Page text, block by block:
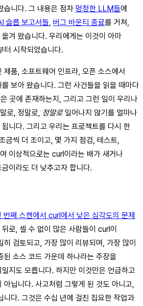
습니다. 그 내용은 점차 멍청한 LLM들에
슬롭 보고서들 버그 바운티 종료를 거쳐,
옮겨 왔습니다. 우리에게는 이것이 아마
시작되었습니다.
제품, 소프트웨어 인프라, 오픈 소스에서
보아 왔습니다. 그런 사건들을 읽을 때마다
곳에 존재하는지, 그리고 그런 일이 우리나
로, 정말로,
정말로일어나지 않기를 얼마나
니다. 그리고 우리는 프로젝트를 다시 한
금씩 더 조이고, 몇 가지 점검, 테스트,
이상적으로는 curl이라는 배가 새거나
이라도 더 낮추고자 합니다.
째 스캔에서 curl에서 낮은 심각도의 문제
로, 셀 수 없이 많은 사람들이 curl이
검토되고, 가장 많이 리뷰되며, 가장 많이
된 소스 코드 가운데 하나라는 주장을
지도 모릅니다. 하지만 이것만은 언급하고
닙니다. 사고처럼 그렇게 된 것도 아니고,
니다. 그것은 수십 년에 걸친 집요한 작업과